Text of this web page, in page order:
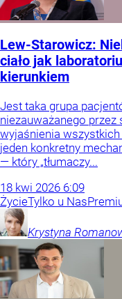
Lew-Starowicz:
ciało jak
kierunkiem
Jest taka grupa
niezauważanego
wyjaśnienia
jeden konkretny
— który „tłumaczy...
18 kwi 2026 6:09
ŻycieTylko u Nas
Krystyna